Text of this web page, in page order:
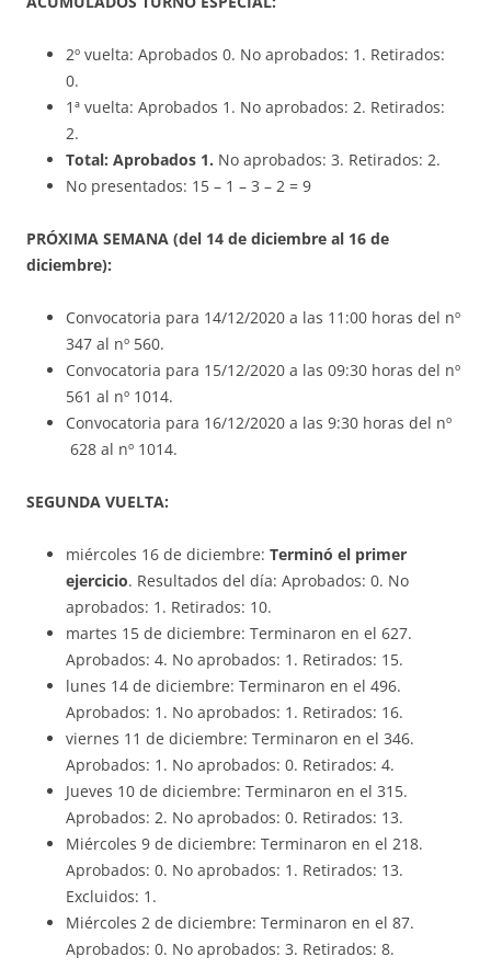
2º vuelta: Aprobados 0. No aprobados: 1. Retirados:
0.
1ª vuelta: Aprobados 1. No aprobados: 2. Retirados:
2.
Total: Aprobados 1. No aprobados: 3. Retirados: 2.
No presentados: 15 – 1 – 3 – 2 = 9
PRÓXIMA SEMANA (del 14 de diciembre al 16 de
diciembre):
Convocatoria para 14/12/2020 a las 11:00 horas del nº
347 al nº 560.
Convocatoria para 15/12/2020 a las 09:30 horas del nº
561 al nº 1014.
Convocatoria para 16/12/2020 a las 9:30 horas del nº
628 al nº 1014.
SEGUNDA VUELTA:
miércoles 16 de diciembre: Terminó el primer
ejercicio. Resultados del día: Aprobados: 0. No
aprobados: 1. Retirados: 10.
martes 15 de diciembre: Terminaron en el 627.
Aprobados: 4. No aprobados: 1. Retirados: 15.
lunes 14 de diciembre: Terminaron en el 496.
Aprobados: 1. No aprobados: 1. Retirados: 16.
viernes 11 de diciembre: Terminaron en el 346.
Aprobados: 1. No aprobados: 0. Retirados: 4.
Jueves 10 de diciembre: Terminaron en el 315.
Aprobados: 2. No aprobados: 0. Retirados: 13.
Miércoles 9 de diciembre: Terminaron en el 218.
Aprobados: 0. No aprobados: 1. Retirados: 13.
Excluidos: 1.
Miércoles 2 de diciembre: Terminaron en el 87.
Aprobados: 0. No aprobados: 3. Retirados: 8.